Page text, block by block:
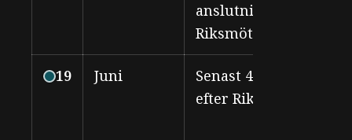
anslutning till
Riksmöte
19 Juni
Senast 4 veckor
efter Riksmöte